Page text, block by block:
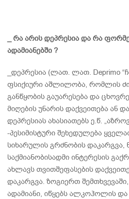
_ რა არის დეპრესია და რა
ადამიანებში ?
_დეპრესია (ლათ. ლათ. Deprimo
ფსიქიური აშლილობა, რომლის
განწყობის გაუარესება და
მიღების უნარის დაქვეითება ან
დეპრესიას ახასიათებს ე.წ.
-პესიმისტური შეხედულება
სიხარულის გრძნობის დაკარგვა,
საქმიანობისადმი ინტერესის
ახლავს თვითშეფასების
დაკარგვა. ზოგიერთ
ადამიანი, იწყებს ალკოჰოლის